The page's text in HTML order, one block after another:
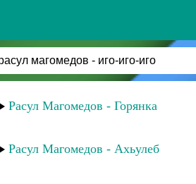
Расул Магомедов - Горянка
Расул Магомедов - Ахьулеб